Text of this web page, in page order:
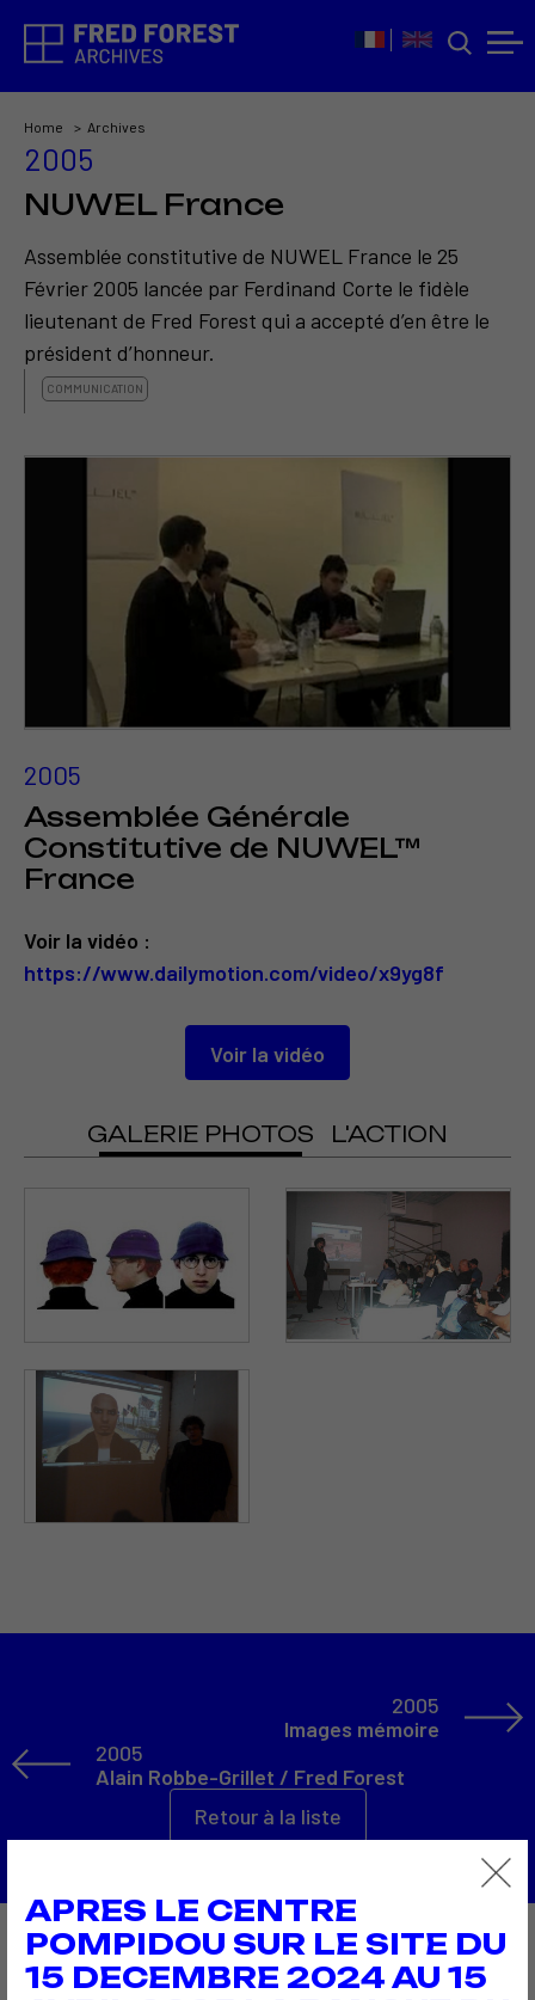
APRES LE CENTRE
POMPIDOU SUR LE SITE DU
15 DECEMBRE 2024 AU 15
Home Archives
2005
NUWEL France
Assemblée constitutive de NUWEL France le 25
Février 2005 lancée par Ferdinand Corte le fidèle
lieutenant de Fred Forest qui a accepté d’en être le
président d’honneur.
COMMUNICATION
2005
Assemblée Générale
Constitutive de NUWEL™
France
Voir la vidéo :
https://www.dailymotion.com/video/x9yg8f
Voir la vidéo
GALERIE PHOTOS L'ACTION
2005
Alain Robbe-Grillet / Fred Forest
Retour à la liste
2005
Images mémoire
À découvrir aussi…